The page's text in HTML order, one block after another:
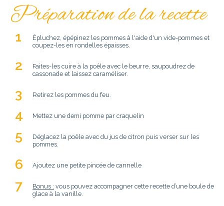
Préparation de la recette
Épluchez, épépinez les pommes à l'aide d'un vide-pommes et
coupez-les en rondelles épaisses.
Faites-les cuire à la poêle avec le beurre, saupoudrez de
cassonade et laissez caraméliser.
Retirez les pommes du feu.
Mettez une demi pomme par craquelin
Déglacez la poêle avec du jus de citron puis verser sur les
pommes.
Ajoutez une petite pincée de cannelle
Bonus : vous pouvez accompagner cette recette d’une boule de
glace à la vanille.